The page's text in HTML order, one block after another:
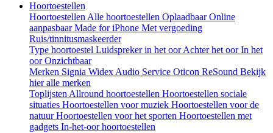
Hoortoestellen
HoortoestellenAlle hoortoestellen OplaadbaarOnline
aanpasbaarMade for iPhone Met vergoeding
Ruis/tinnitusmaskeerder
Type hoortoestel Luidspreker in het oorAchter het oorIn het
oorOnzichtbaar
Merken Signia WidexAudio Service Oticon ReSound Bekijk
hier alle merken
ToplijstenAllround hoortoestellen Hoortoestellen sociale
situaties Hoortoestellen voor muziek Hoortoestellen voor de
natuurHoortoestellen voor het sporten Hoortoestellen met
gadgets In-het-oor hoortoestellen